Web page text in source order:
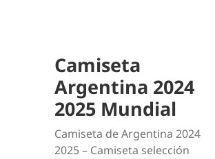
Camiseta
Argentina 2024
2025 Mundial
Camiseta de Argentina 2024
2025 – Camiseta selección